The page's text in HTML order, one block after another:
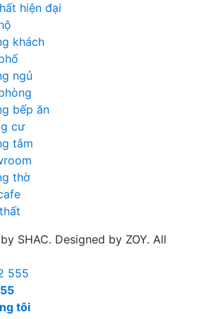
hiện đại
khách
ngủ
bếp ăn
cư
tắm
thờ
SHAC. Designed by ZOY. All
555
tôi